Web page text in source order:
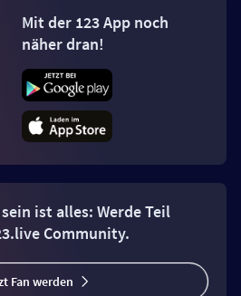
Mit der 123 App noch
näher dran!
ist alles: Werde Teil
Community.
Fan werden